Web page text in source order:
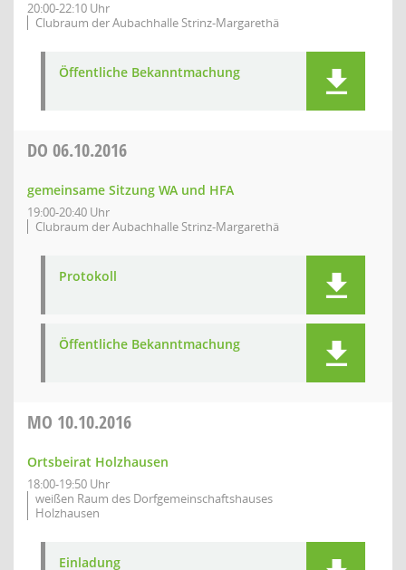
20:00-22:10 Uhr
Clubraum der Aubachhalle Strinz-Margarethä
Öffentliche Bekanntmachung
DO 06.10.2016
gemeinsame Sitzung WA und HFA
19:00-20:40 Uhr
Clubraum der Aubachhalle Strinz-Margarethä
Protokoll
Öffentliche Bekanntmachung
MO 10.10.2016
Ortsbeirat Holzhausen
18:00-19:50 Uhr
weißen Raum des Dorfgemeinschaftshauses
Holzhausen
Einladung